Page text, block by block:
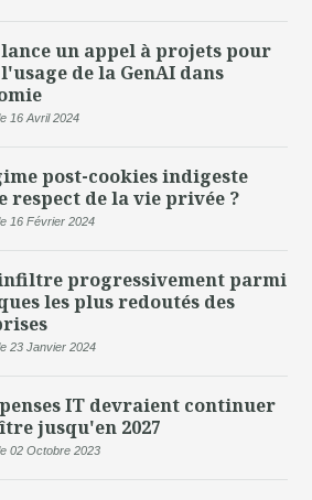
un appel à projets pour
de la GenAI dans
16 Avril 2024
post-cookies indigeste
respect de la vie privée ?
16 Février 2024
progressivement parmi
les plus redoutés des
23 Janvier 2024
IT devraient continuer
jusqu'en 2027
02 Octobre 2023